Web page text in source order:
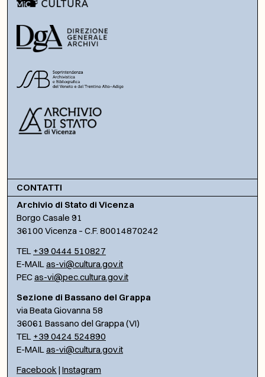
CONTATTI
Archivio di Stato di Vicenza
Borgo Casale 91
36100 Vicenza – C.F. 80014870242
TEL +39 0444 510827
E-MAILas-vi@cultura.gov.it
PECas-vi@pec.cultura.gov.it
Sezione di Bassano del Grappa
via Beata Giovanna 58
36061 Bassano del Grappa (VI)
TEL +39 0424 524890
E-MAILas-vi@cultura.gov.it
Facebook | Instagram